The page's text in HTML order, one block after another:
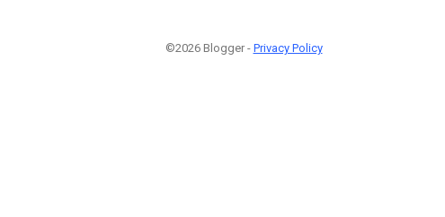
©2026 Blogger - Privacy Policy